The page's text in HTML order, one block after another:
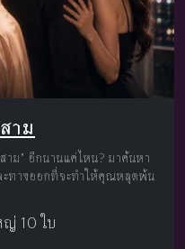
าม
าม" อีกนานแค่ไหน? มาค้นหา
ะทางออกที่จะทำให้คุณหลุดพ้น
ญ่ 10 ใบ